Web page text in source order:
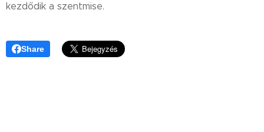
kezdődik a szentmise.
Share